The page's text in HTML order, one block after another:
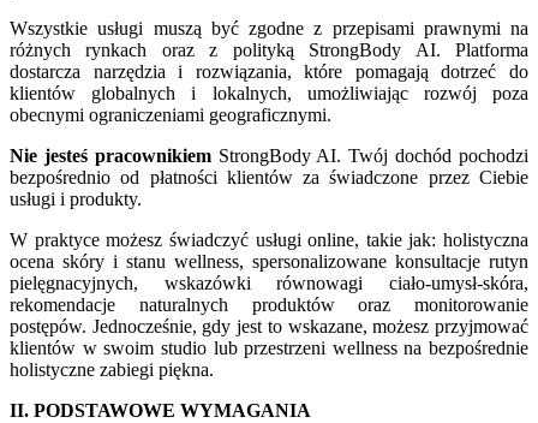
Wszystkie usługi muszą być zgodne z przepisami prawnymi na
różnych rynkach oraz z polityką StrongBody AI. Platforma
dostarcza narzędzia i rozwiązania, które pomagają dotrzeć do
klientów globalnych i lokalnych, umożliwiając rozwój poza
obecnymi ograniczeniami geograficznymi.
Nie jesteś pracownikiemStrongBody AI. Twój dochód pochodzi
bezpośrednio od płatności klientów za świadczone przez Ciebie
usługi i produkty.
W praktyce możesz świadczyć usługi online, takie jak: holistyczna
ocena skóry i stanu wellness, spersonalizowane konsultacje rutyn
pielęgnacyjnych, wskazówki równowagi ciało-umysł-skóra,
rekomendacje naturalnych produktów oraz monitorowanie
postępów. Jednocześnie, gdy jest to wskazane, możesz przyjmować
klientów w swoim studio lub przestrzeni wellness na bezpośrednie
holistyczne zabiegi piękna.
II. PODSTAWOWE WYMAGANIA